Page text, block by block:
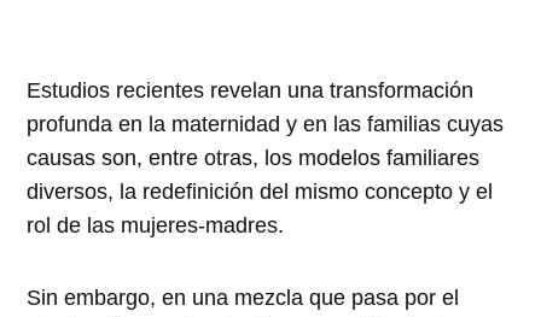
Estudios recientes revelan una transformación
profunda en la maternidad y en las familias cuyas
causas son, entre otras, los modelos familiares
diversos, la redefinición del mismo concepto y el
rol de las mujeres-madres.
Sin embargo, en una mezcla que pasa por el